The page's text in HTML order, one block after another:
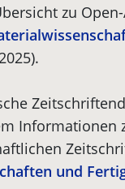
zu
Informationen
und